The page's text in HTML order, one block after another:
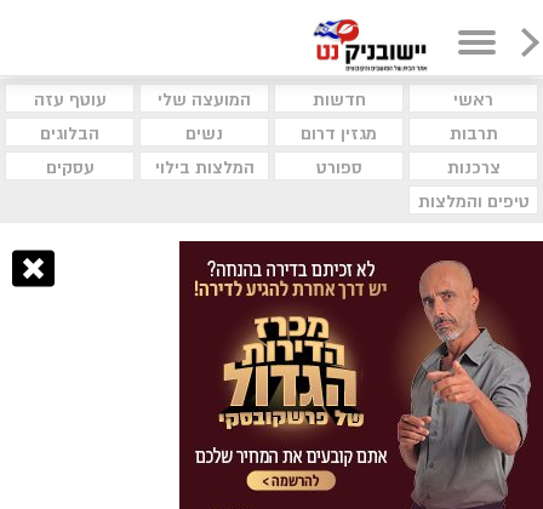
ראשי חדשות המועצה שלי
עוטף עזה
תרבות
מגזין דרום נשים
הבלוגים
צרכנות
ספורט המלצות בילוי
עסקים
טיפים והמלצות